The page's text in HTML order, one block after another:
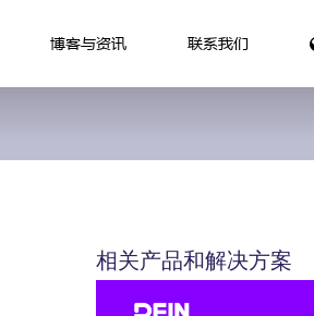
博客与资讯 联系我们
相关产品和解决方案